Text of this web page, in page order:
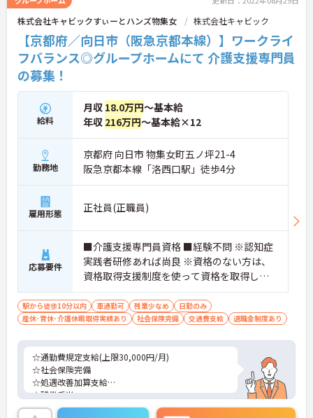
株式会社キャビックすぃーとハンズ物集女 株式会社キャビック
【京都府／向日市（阪急京都本線）】ワークライ
フバランス◎グループホームにて 介護支援専門員
の募集！
給料
月収 18.0万円～基本給
年収 216万円～基本給×12
勤務地
京都府 向日市 物集女町五ノ坪21-4
阪急京都本線「洛西口駅」徒歩4分
雇用形態 正社員(正職員)
応募要件
■介護支援専門員資格 ■経験不問 ※認知症
実践者研修あれば尚良 ※資格のない方は、
資格取得支援制度を使って資格を取得して
頂きますので、安心してキャリアアップも
可能です。
駅から徒歩10分以内 車通勤可 残業少なめ
日勤のみ
産休･育休･介護休暇取得実績あり
社会保険完備 交通費支給 退職金制度あり
☆通勤費規定支給(上限30,000円/月)
☆社会保険完備
☆処遇改善加算支給
☆残業手当
☆皆勤手当